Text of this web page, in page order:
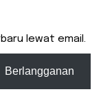
lewat email.
Berlangganan